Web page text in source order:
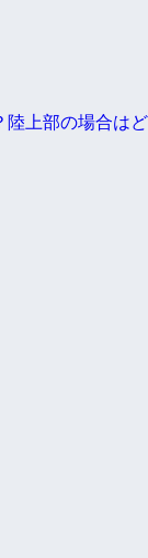
陸上部の場合はど